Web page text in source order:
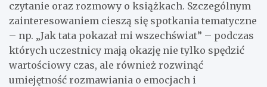
czytanie oraz rozmowy o książkach. Szczególnym
zainteresowaniem cieszą się spotkania tematyczne
– np. „Jak tata pokazał mi wszechświat” – podczas
których uczestnicy mają okazję nie tylko spędzić
wartościowy czas, ale również rozwinąć
umiejętność rozmawiania o emocjach i